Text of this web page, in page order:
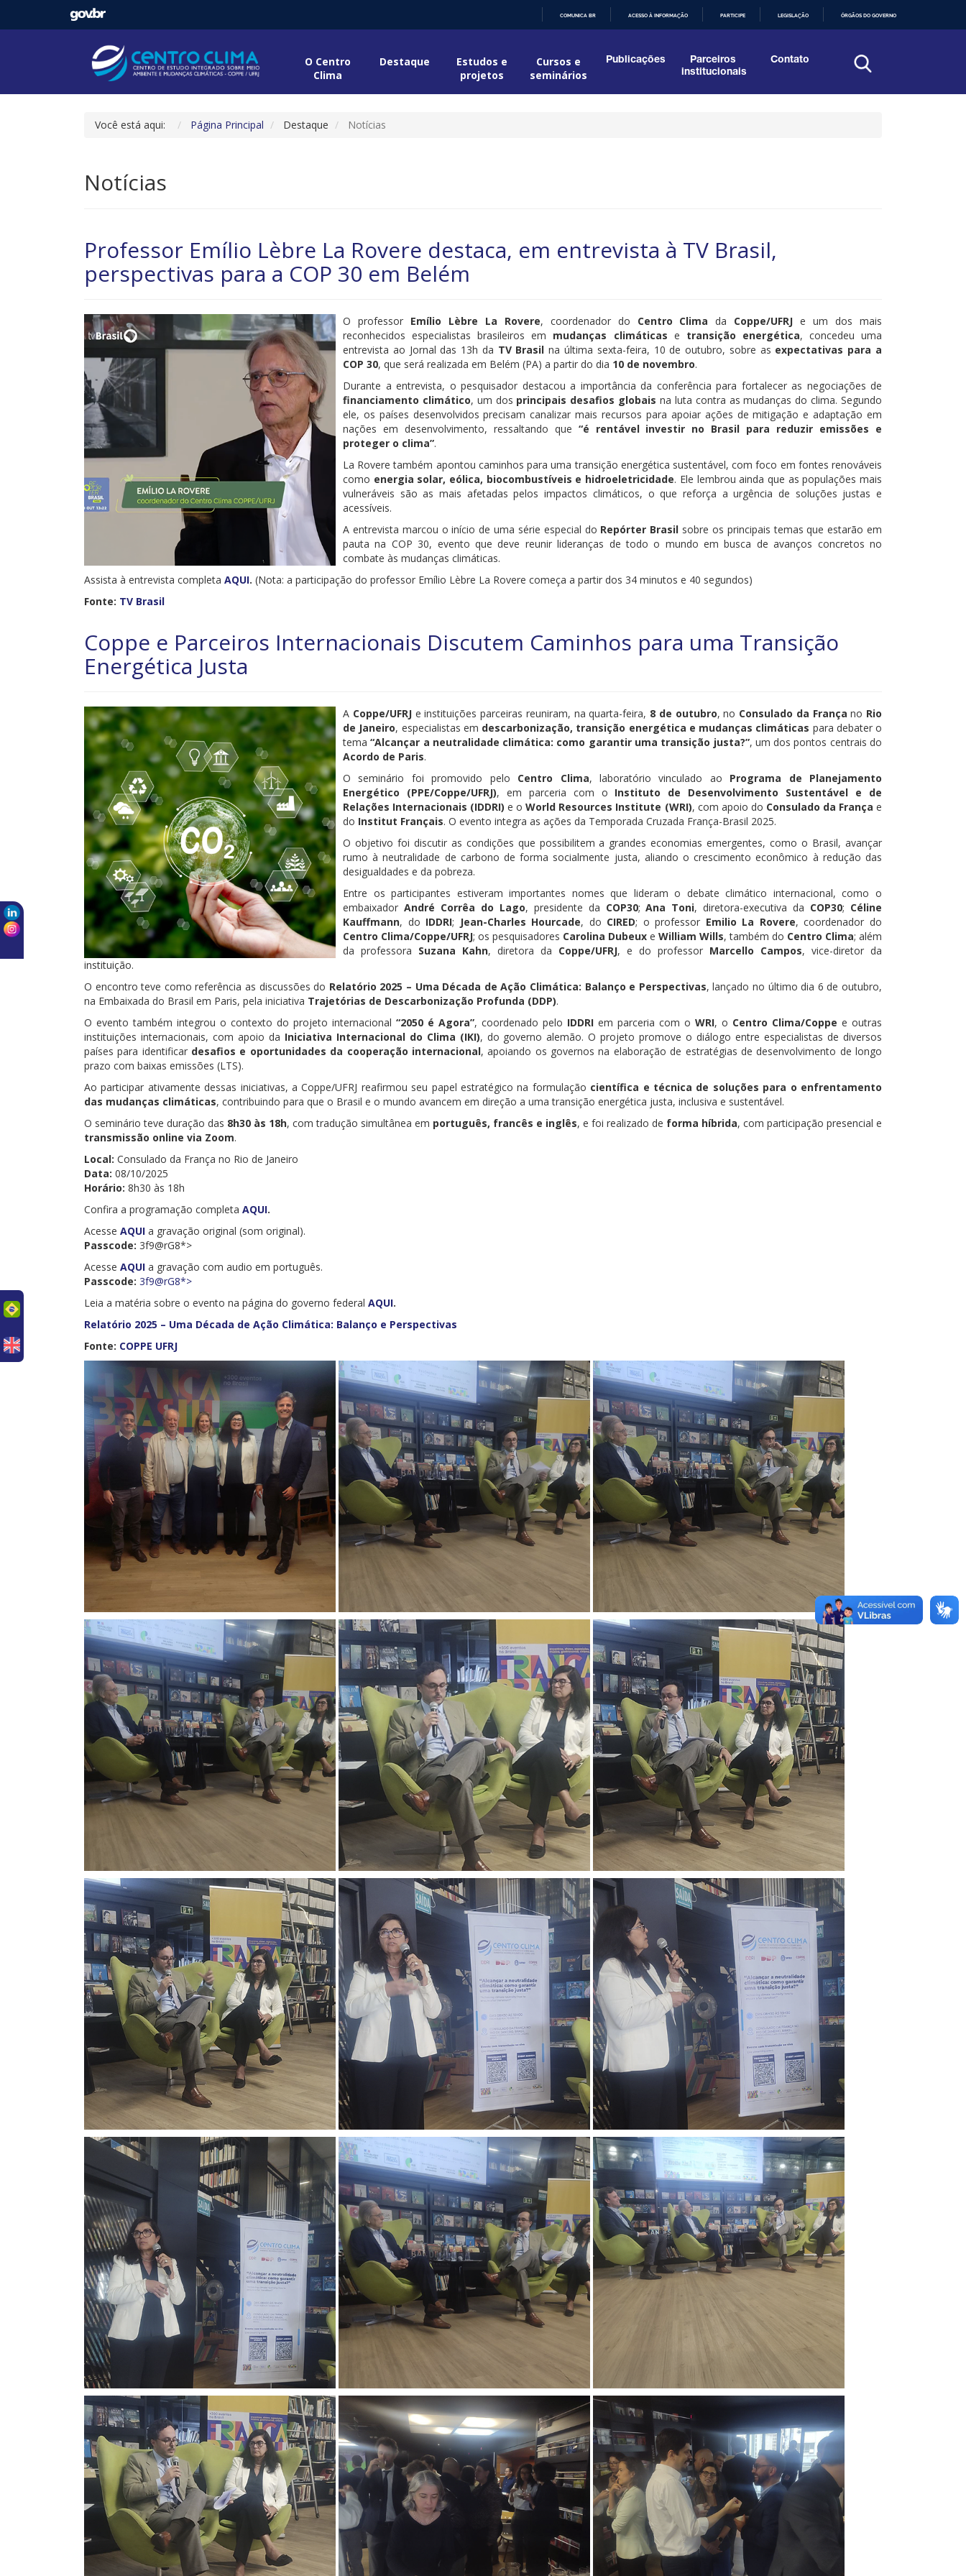
CONTEÚDO
COMUNICA BR ACESSO À INFORMAÇÃO PARTICIPE LEGISLAÇÃO ÓRGÃOS DO GOVERNO
O Centro
Clima
Destaque
Estudos e
projetos
Cursos e
seminários
Publicações
Parceiros
institucionais
Contato
Você está aqui: Página Principal Destaque Notícias
Notícias
Professor Emílio Lèbre La Rovere destaca, em entrevista à TV Brasil,
perspectivas para a COP 30 em Belém
O professor Emílio Lèbre La Rovere, coordenador do Centro Clima da Coppe/UFRJ e um dos mais
reconhecidos especialistas brasileiros em mudanças climáticas e transição energética, concedeu uma
entrevista ao Jornal das 13h da TV Brasil na última sexta-feira, 10 de outubro, sobre as expectativas para a
COP 30, que será realizada em Belém (PA) a partir do dia 10 de novembro.
Durante a entrevista, o pesquisador destacou a importância da conferência para fortalecer as negociações de
financiamento climático, um dos principais desafios globais na luta contra as mudanças do clima. Segundo
ele, os países desenvolvidos precisam canalizar mais recursos para apoiar ações de mitigação e adaptação em
nações em desenvolvimento, ressaltando que “é rentável investir no Brasil para reduzir emissões e
proteger o clima”.
La Rovere também apontou caminhos para uma transição energética sustentável, com foco em fontes renováveis
como energia solar, eólica, biocombustíveis e hidroeletricidade. Ele lembrou ainda que as populações mais
vulneráveis são as mais afetadas pelos impactos climáticos, o que reforça a urgência de soluções justas e
acessíveis.
A entrevista marcou o início de uma série especial do Repórter Brasil sobre os principais temas que estarão em
pauta na COP 30, evento que deve reunir lideranças de todo o mundo em busca de avanços concretos no
combate às mudanças climáticas.
Assista à entrevista completa AQUI. (Nota: a participação do professor Emílio Lèbre La Rovere começa a partir dos 34 minutos e 40 segundos)
Fonte: TV Brasil
Coppe e Parceiros Internacionais Discutem Caminhos para uma Transição
Energética Justa
A Coppe/UFRJe instituições parceiras reuniram, na quarta-feira, 8 de outubro, no Consulado da Françano Rio
de Janeiro, especialistas em descarbonização, transição energética e mudanças climáticas para debater o
tema“Alcançar a neutralidade climática: como garantir uma transição justa?”, um dos pontos centrais do
Acordo de Paris.
O seminário foi promovido pelo Centro Clima, laboratório vinculado ao Programa de Planejamento
Energético (PPE/Coppe/UFRJ), em parceria com o Instituto de Desenvolvimento Sustentável e de
Relações Internacionais (IDDRI) e oWorld Resources Institute (WRI), com apoio do Consulado da França e
do Institut Français. O evento integra as ações da Temporada Cruzada França-Brasil 2025.
O objetivo foi discutir as condições que possibilitem a grandes economias emergentes, como o Brasil, avançar
rumo à neutralidade de carbono de forma socialmente justa, aliando o crescimento econômico à redução das
desigualdades e da pobreza.
Entre os participantes estiveram importantes nomes que lideram o debate climático internacional, como o
embaixador André Corrêa do Lago, presidente da COP30;Ana Toni, diretora-executiva da COP30; Céline
Kauffmann, do IDDRI; Jean-Charles Hourcade, do CIRED; o professor Emilio La Rovere, coordenador do
Centro Clima/Coppe/UFRJ; os pesquisadores Carolina Dubeux e William Wills, também do Centro Clima; além
da professora Suzana Kahn, diretora da Coppe/UFRJ, e do professor Marcello Campos, vice-diretor da
instituição.
O encontro teve como referência as discussões do Relatório 2025 – Uma Década de Ação Climática: Balanço e Perspectivas, lançado no último dia 6 de outubro,
na Embaixada do Brasil em Paris, pela iniciativa Trajetórias de Descarbonização Profunda (DDP).
O evento também integrou o contexto do projeto internacional “2050 é Agora”, coordenado pelo IDDRI em parceria com o WRI, o Centro Clima/Coppe e outras
instituições internacionais, com apoio da Iniciativa Internacional do Clima (IKI), do governo alemão. O projeto promove o diálogo entre especialistas de diversos
países para identificar desafios e oportunidades da cooperação internacional, apoiando os governos na elaboração de estratégias de desenvolvimento de longo
prazo com baixas emissões (LTS).
Ao participar ativamente dessas iniciativas, a Coppe/UFRJ reafirmou seu papel estratégico na formulação científica e técnica de soluções para o enfrentamento
das mudanças climáticas, contribuindo para que o Brasil e o mundo avancem em direção a uma transição energética justa, inclusiva e sustentável.
O seminário teve duração das 8h30 às 18h, com tradução simultânea em português, francês e inglês, e foi realizado de forma híbrida, com participação presencial e
transmissão online via Zoom.
Local: Consulado da França no Rio de Janeiro
Data: 08/10/2025
Horário: 8h30 às 18h
Confira a programação completa AQUI.
Acesse AQUI a gravação original (som original).
Passcode: 3f9@rG8*>
Acesse AQUI a gravação com audio em português.
Passcode: 3f9@rG8*>
Leia a matéria sobre o evento na página do governo federal AQUI.
Relatório 2025 – Uma Década de Ação Climática: Balanço e Perspectivas
Fonte: COPPE UFRJ